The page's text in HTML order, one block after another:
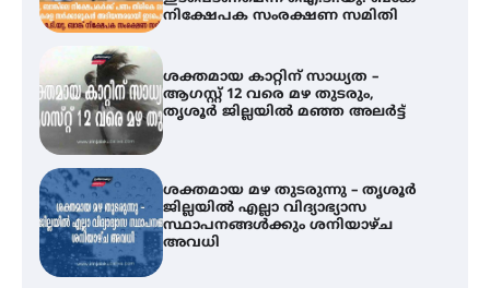
ശക്തമായ മഴ തുടരുന്നു – തൃശൂർ
ജില്ലയിൽ എല്ലാ വിദ്യാഭ്യാസ
സ്ഥാപനങ്ങൾക്കും ശനിയാഴ്ച
അവധി
എം.ജി. യൂണിവേഴ്‌സിറ്റിയിൽ നിന്ന്
ഇംഗ്ളീഷ് സാഹിത്യത്തിൽ
ഡോക്ടറേറ്റ് നേടിയ എൻ. ആര്യ